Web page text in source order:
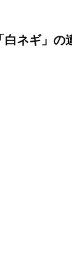
白ネギ」の